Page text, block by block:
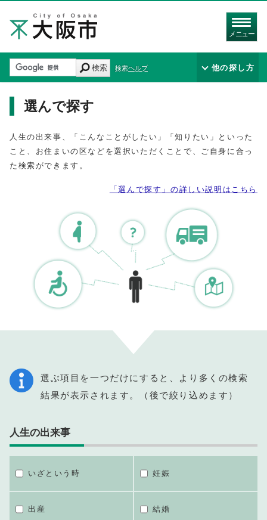
メニュー
検索 検索ヘルプ 他の探し方
選んで探す
人生の出来事、「こんなことがしたい」「知りたい」といった
こと、お住まいの区などを選択いただくことで、ご自身に合っ
た検索ができます。
「選んで探す」の詳しい説明はこちら
選ぶ項目を一つだけにすると、より多くの検索
結果が表示されます。（後で絞り込めます）
人生の出来事
いざという時 妊娠
出産 結婚